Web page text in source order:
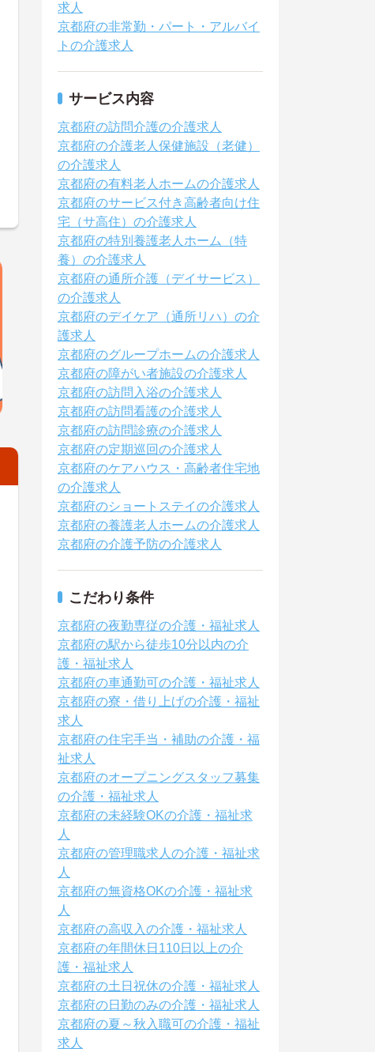
求人
京都府の非常勤・パート・アルバイ
トの介護求人
サービス内容
京都府の訪問介護の介護求人
京都府の介護老人保健施設（老健）
の介護求人
京都府の有料老人ホームの介護求人
京都府のサービス付き高齢者向け住
宅（サ高住）の介護求人
京都府の特別養護老人ホーム（特
養）の介護求人
京都府の通所介護（デイサービス）
の介護求人
京都府のデイケア（通所リハ）の介
護求人
京都府のグループホームの介護求人
京都府の障がい者施設の介護求人
京都府の訪問入浴の介護求人
京都府の訪問看護の介護求人
京都府の訪問診療の介護求人
京都府の定期巡回の介護求人
京都府のケアハウス・高齢者住宅地
の介護求人
京都府のショートステイの介護求人
京都府の養護老人ホームの介護求人
京都府の介護予防の介護求人
こだわり条件
京都府の夜勤専従の介護・福祉求人
京都府の駅から徒歩10分以内の介
護・福祉求人
京都府の車通勤可の介護・福祉求人
京都府の寮・借り上げの介護・福祉
求人
京都府の住宅手当・補助の介護・福
祉求人
京都府のオープニングスタッフ募集
の介護・福祉求人
京都府の未経験OKの介護・福祉求
人
京都府の管理職求人の介護・福祉求
人
京都府の無資格OKの介護・福祉求
人
京都府の高収入の介護・福祉求人
京都府の年間休日110日以上の介
護・福祉求人
京都府の土日祝休の介護・福祉求人
京都府の日勤のみの介護・福祉求人
京都府の夏～秋入職可の介護・福祉
求人